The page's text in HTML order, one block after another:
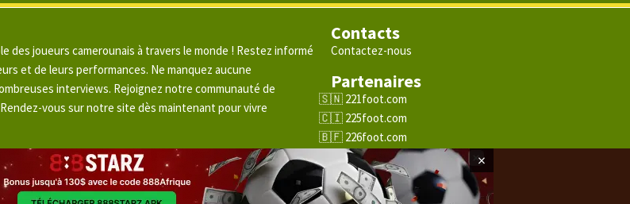
des joueurs camerounais à travers le monde ! Restez informé
et de leurs performances. Ne manquez aucune
interviews. Rejoignez notre communauté de
vous sur notre site dès maintenant pour vivre
Contacts
Contactez-nous
Partenaires
221foot.com
225foot.com
226foot.com
228foot.com
229foot.com
243foot.com
×